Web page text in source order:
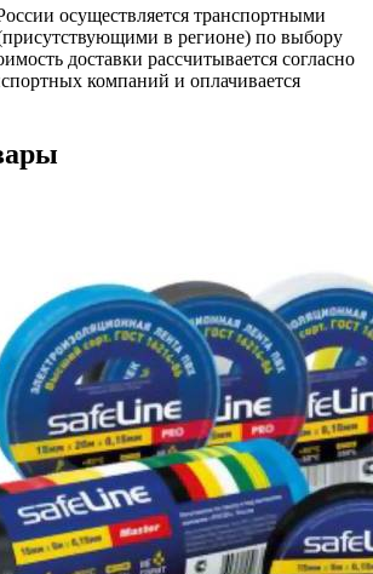
осуществляется транспортными
в регионе) по выбору
доставки рассчитывается согласно
компаний и оплачивается